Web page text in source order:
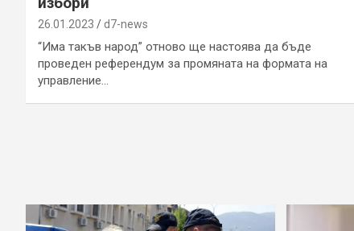
26.01.2023 d7-news
“Има такъв народ” отново ще настоява да бъде
проведен референдум за промяната на формата на
управление…